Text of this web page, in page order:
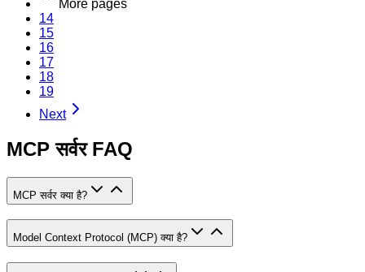
More pages
14
15
16
17
18
19
Next
MCP सर्वर FAQ
MCP सर्वर क्या है?
Model Context Protocol (MCP) क्या है?